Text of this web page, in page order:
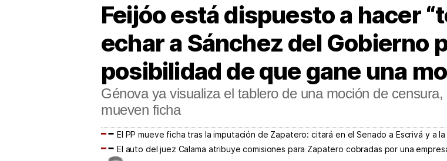
Feijóo está dispuesto a hacer
echar a Sánchez del Gobierno
posibilidad de que gane una
Génova ya visualiza el tablero de una moción de
mueven ficha
El PP mueve ficha tras la imputación de Zapatero: citará en el Senado a Escrivá y a
El auto del juez Calama atribuye comisiones para Zapatero cobradas por una